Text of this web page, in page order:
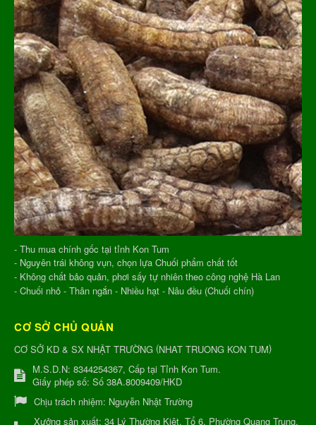
- Thu mua chính gốc tại tỉnh Kon Tum
- Nguyên trái không vụn, chọn lựa Chuối phẩm chất tốt
- Không chất bảo quản, phơi sấy tự nhiên theo công nghệ Hà Lan
- Chuối nhỏ - Thân ngắn - Nhiều hạt - Nâu đều (Chuối chín)
CƠ SỞ CHỦ QUẢN
CƠ SỞ KD & SX NHẬT TRƯỜNG (NHAT TRUONG KON TUM)
M.S.D.N: 8344254367, Cấp tại Tỉnh Kon Tum.
Giấy phép số: Số 38A.8009409/HKD
Chịu trách nhiệm: Nguyễn Nhật Trường
Xưởng sản xuất: 34 Lý Thường Kiệt, Tổ 6, Phường Quang Trung,